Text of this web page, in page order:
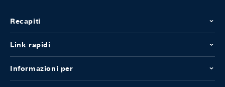
Recapiti
Link rapidi
Informazioni per